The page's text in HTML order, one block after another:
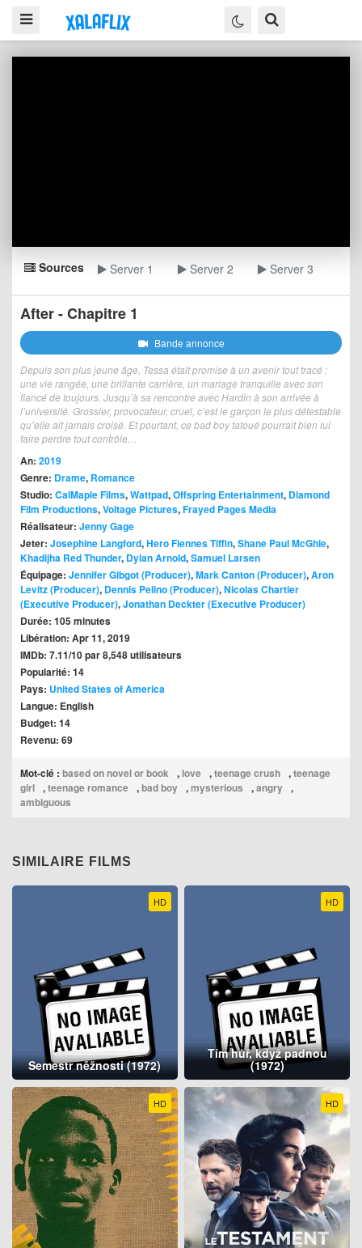
Sources Server 1 Server 2 Server 3
After - Chapitre 1
Bande annonce
Depuis son plus jeune âge, Tessa était promise à un avenir tout tracé :
une vie rangée, une brillante carrière, un mariage tranquille avec son
fiancé de toujours. Jusqu’à sa rencontre avec Hardin à son arrivée à
l’université. Grossier, provocateur, cruel, c’est le garçon le plus détestable
qu’elle ait jamais croisé. Et pourtant, ce bad boy tatoué pourrait bien lui
faire perdre tout contrôle…
An: 2019
Genre: Drame, Romance
Studio: CalMaple Films,Wattpad,Offspring Entertainment, Diamond
Film Productions,Voltage Pictures,Frayed Pages Media
Réalisateur: Jenny Gage
Jeter: Josephine Langford,Hero Fiennes Tiffin,Shane Paul McGhie,
Khadijha Red Thunder, Dylan Arnold,Samuel Larsen
Équipage: Jennifer Gibgot (Producer),Mark Canton (Producer),Aron
Levitz (Producer), Dennis Pelino (Producer),Nicolas Chartier
(Executive Producer),Jonathan Deckter (Executive Producer)
Durée: 105 minutes
Libération: Apr 11, 2019
IMDb: 7.11/10 par 8,548 utilisateurs
Popularité: 14
Pays: United States of America
Langue: English
Budget: 14
Revenu: 69
Mot-clé : based on novel or book , love ,teenage crush ,teenage
girl ,teenage romance ,bad boy ,mysterious ,angry ,
ambiguous
SIMILAIRE FILMS
HD
Semestr něžnosti (1972)
HD
Tím hůř, když padnou
(1972)
HD HD